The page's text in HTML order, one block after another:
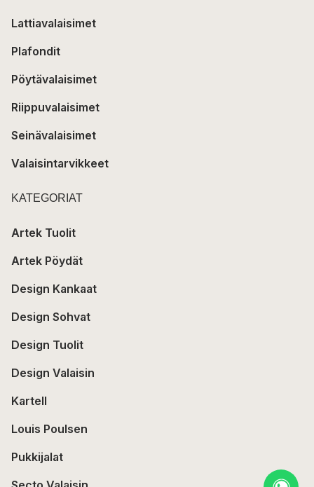
Lattiavalaisimet
Plafondit
Pöytävalaisimet
Riippuvalaisimet
Seinävalaisimet
Valaisintarvikkeet
KATEGORIAT
Artek Tuolit
Artek Pöydät
Design Kankaat
Design Sohvat
Design Tuolit
Design Valaisin
Kartell
Louis Poulsen
Pukkijalat